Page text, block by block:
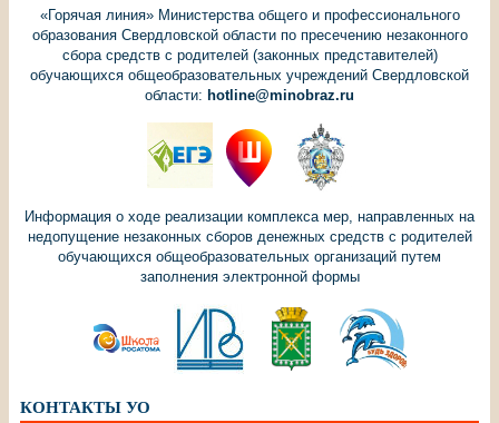
«Горячая линия» Министерства общего и профессионального
образования Свердловской области по пресечению незаконного
сбора средств с родителей (законных представителей)
обучающихся общеобразовательных учреждений Свердловской
области: hotline@minobraz.ru
Информация о ходе реализации комплекса мер, направленных на
недопущение незаконных сборов денежных средств с родителей
обучающихся общеобразовательных организаций путем
заполнения электронной формы
КОНТАКТЫ УО